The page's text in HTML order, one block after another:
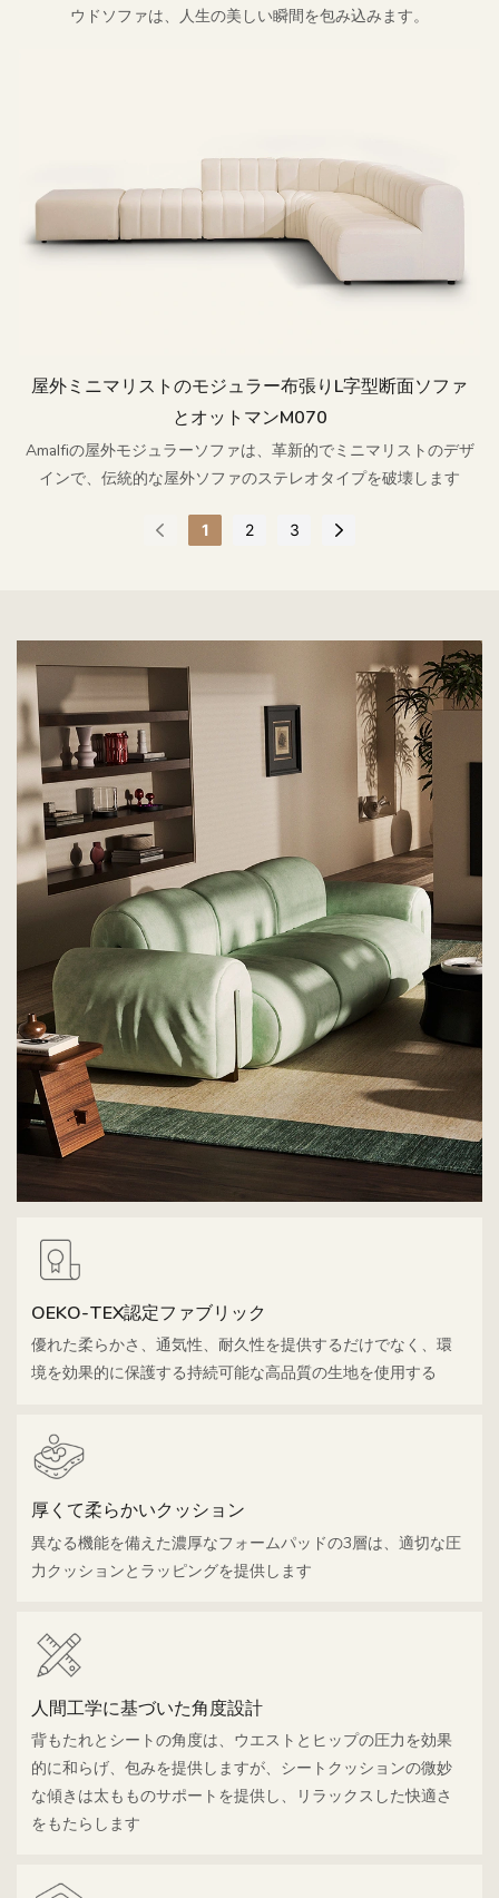
ウドソファは、人生の美しい瞬間を包み込みます。
屋外ミニマリストのモジュラー布張りL字型断面ソファ
とオットマンm070
Amalfiの屋外モジュラーソファは、革新的でミニマリストのデザ
インで、伝統的な屋外ソファのステレオタイプを破壊します
1 2 3
OEKO-TEX認定ファブリック
優れた柔らかさ、通気性、耐久性を提供するだけでなく、環
境を効果的に保護する持続可能な高品質の生地を使用する
厚くて柔らかいクッション
異なる機能を備えた濃厚なフォームパッドの3層は、適切な圧
力クッションとラッピングを提供します
人間工学に基づいた角度設計
背もたれとシートの角度は、ウエストとヒップの圧力を効果
的に和らげ、包みを提供しますが、シートクッションの微妙
な傾きは太もものサポートを提供し、リラックスした快適さ
をもたらします